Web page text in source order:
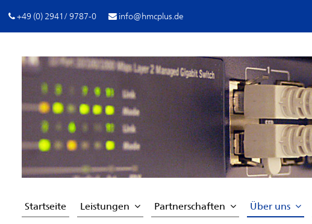
+49 (0) 2941/ 9787-0 info@hmcplus.de
Startseite Leistungen Partnerschaften Über uns